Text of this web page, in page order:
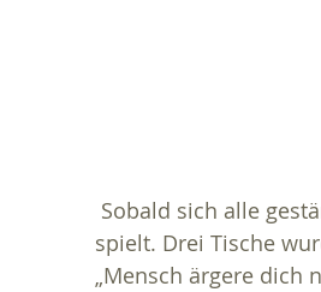
spielt. Drei Tische
„Mensch ärgere dich